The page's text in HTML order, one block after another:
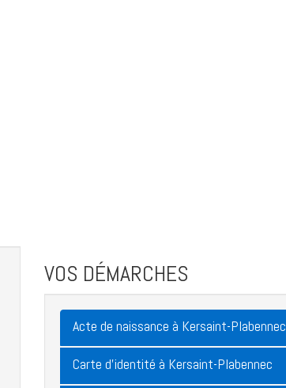
VOS DÉMARCHES
Acte de naissance à Kersaint-Plabennec
Carte d'identité à Kersaint-Plabennec